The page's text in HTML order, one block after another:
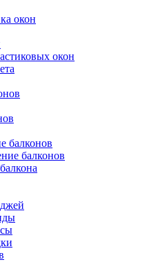
окон
окон
балконов
балконов